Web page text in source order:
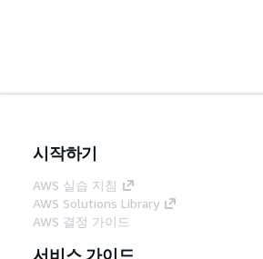
시작하기
AWS 실습 지침
AWS Solutions Library
AWS 결정 가이드
서비스 가이드